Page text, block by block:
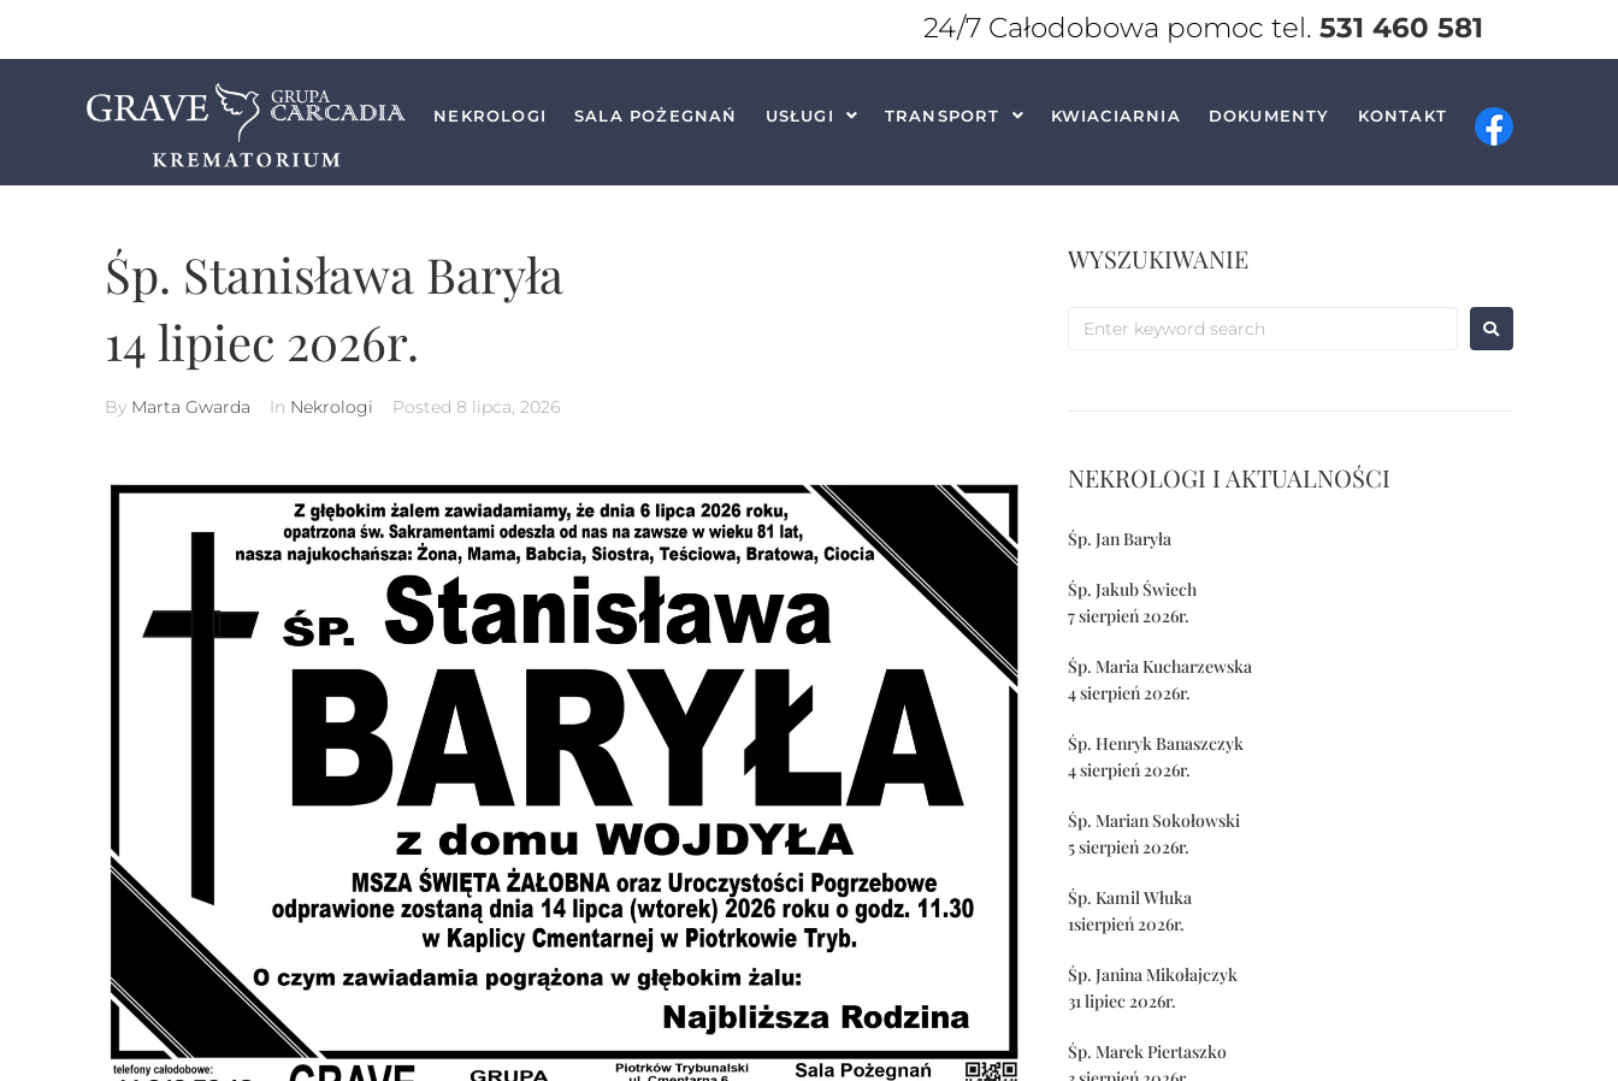
24/7 Całodobowa pomoc tel. 531 460 581
NEKROLOGI SALA POŻEGNAŃ USŁUGI TRANSPORT KWIACIARNIA DOKUMENTY KONTAKT
Śp. Stanisława Baryła
14 lipiec 2026r.
By Marta Gwarda In Nekrologi Posted 8 lipca, 2026
WYSZUKIWANIE
NEKROLOGI I AKTUALNOŚCI
Śp. Jan Baryła
Śp. Jakub Świech
7 sierpień 2026r.
Śp. Maria Kucharzewska
4 sierpień 2026r.
Śp. Henryk Banaszczyk
4 sierpień 2026r.
Śp. Marian Sokołowski
5 sierpień 2026r.
Śp. Kamil Włuka
1sierpień 2026r.
Śp. Janina Mikołajczyk
31 lipiec 2026r.
Śp. Marek Piertaszko